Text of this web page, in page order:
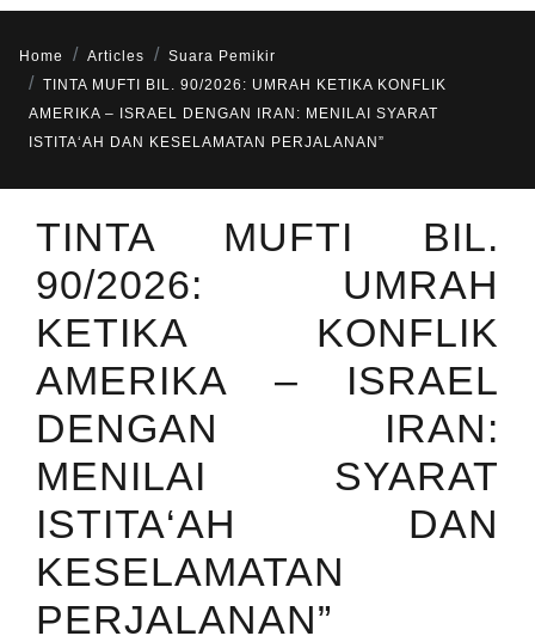
Home Articles
Suara Pemikir
TINTA MUFTI BIL. 90/2026: UMRAH KETIKA KONFLIK
AMERIKA – ISRAEL DENGAN IRAN: MENILAI SYARAT
ISTITA‘AH DAN KESELAMATAN PERJALANAN”
TINTA MUFTI BIL.
90/2026: UMRAH
KETIKA KONFLIK
AMERIKA – ISRAEL
DENGAN IRAN:
MENILAI SYARAT
ISTITA‘AH DAN
KESELAMATAN
PERJALANAN”